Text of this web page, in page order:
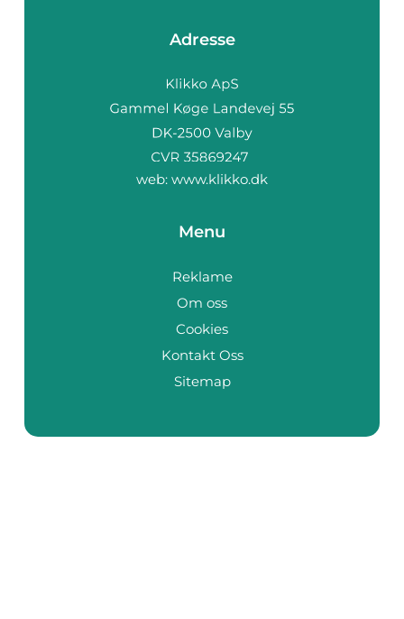
Adresse
web: www.klikko.dk
Menu
Reklame
Om oss
Cookies
Kontakt Oss
Sitemap